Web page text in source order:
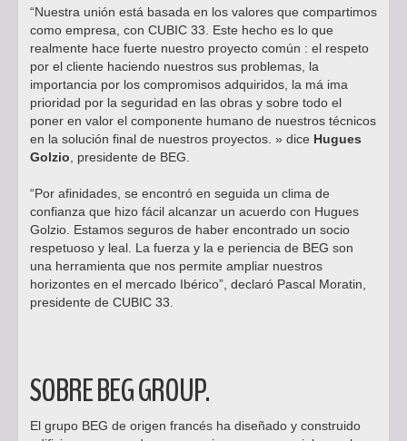
“Nuestra unión está basada en los valores que compartimos
como empresa, con CUBIC 33. Este hecho es lo que
realmente hace fuerte nuestro proyecto común : el respeto
por el cliente haciendo nuestros sus problemas, la
importancia por los compromisos adquiridos, la má ima
prioridad por la seguridad en las obras y sobre todo el
poner en valor el componente humano de nuestros técnicos
en la solución final de nuestros proyectos. » dice Hugues
Golzio , presidente de BEG.
“Por afinidades, se encontró en seguida un clima de
confianza que hizo fácil alcanzar un acuerdo con Hugues
Golzio. Estamos seguros de haber encontrado un socio
respetuoso y leal. La fuerza y la e periencia de BEG son
una herramienta que nos permite ampliar nuestros
horizontes en el mercado Ibérico”, declaró Pascal Moratin,
presidente de CUBIC 33.
SOBRE BEG GROUP.
El grupo BEG de origen francés ha diseñado y construido